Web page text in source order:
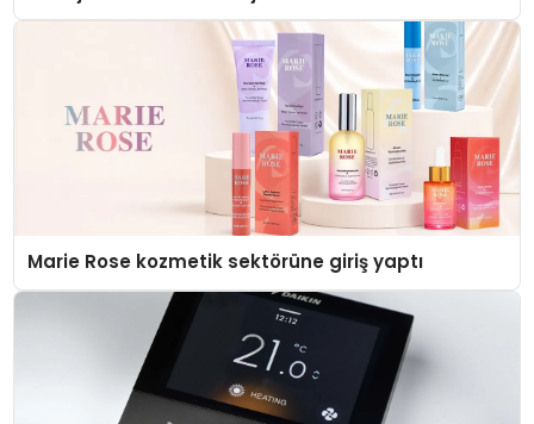
Düzenleyici Onaylarını Aldı
Marie Rose kozmetik sektörüne giriş yaptı